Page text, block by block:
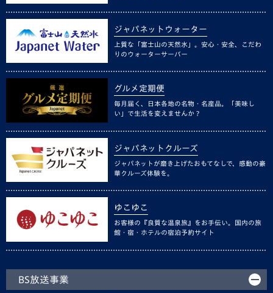
ジャパネットウォーター
上質な「富士山の天然水」。安心・安全、こだわ
りのウォーターサーバー
グルメ定期便
毎月届く、日本各地の名物・名産品。「美味し
い」で生活を変えませんか？
ジャパネットクルーズ
ジャパネットが磨き上げたおもてなしで、感動の豪
華クルーズ体験を。
ゆこゆこ
お客様の『良質な温泉旅』をお手伝い。国内の旅
館・宿・ホテルの宿泊予約サイト
BS放送事業